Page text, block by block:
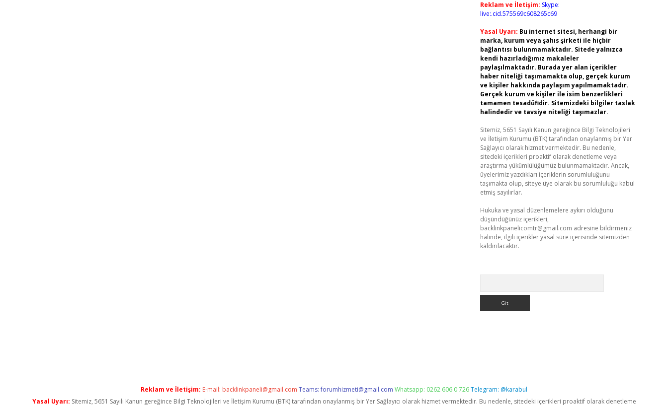
Reklam ve İletişim: Skype:
live:.cid.575569c608265c69
Yasal Uyarı: Bu internet sitesi, herhangi bir
marka, kurum veya şahıs şirketi ile hiçbir
bağlantısı bulunmamaktadır. Sitede yalnızca
kendi hazırladığımız makaleler
paylaşılmaktadır. Burada yer alan içerikler
haber niteliği taşımamakta olup, gerçek kurum
ve kişiler hakkında paylaşım yapılmamaktadır.
Gerçek kurum ve kişiler ile isim benzerlikleri
tamamen tesadüfidir. Sitemizdeki bilgiler taslak
halindedir ve tavsiye niteliği taşımazlar.
Sitemiz, 5651 Sayılı Kanun gereğince Bilgi Teknolojileri
ve İletişim Kurumu (BTK) tarafından onaylanmış bir Yer
Sağlayıcı olarak hizmet vermektedir. Bu nedenle,
sitedeki içerikleri proaktif olarak denetleme veya
araştırma yükümlülüğümüz bulunmamaktadır. Ancak,
üyelerimiz yazdıkları içeriklerin sorumluluğunu
taşımakta olup, siteye üye olarak bu sorumluluğu kabul
etmiş sayılırlar.
Hukuka ve yasal düzenlemelere aykırı olduğunu
düşündüğünüz içerikleri,
backlinkpanelicomtr@gmail.com adresine bildirmeniz
halinde, ilgili içerikler yasal süre içerisinde sitemizden
kaldırılacaktır.
Reklam ve İletişim: E-mail: backlinkpaneli@gmail.com Teams:forumhizmeti@gmail.com Whatsapp: 0262 606 0 726Telegram: @karabul
Yasal Uyarı: Sitemiz, 5651 Sayılı Kanun gereğince Bilgi Teknolojileri ve İletişim Kurumu (BTK) tarafından onaylanmış bir Yer Sağlayıcı olarak hizmet vermektedir. Bu nedenle, sitedeki içerikleri proaktif olarak denetleme